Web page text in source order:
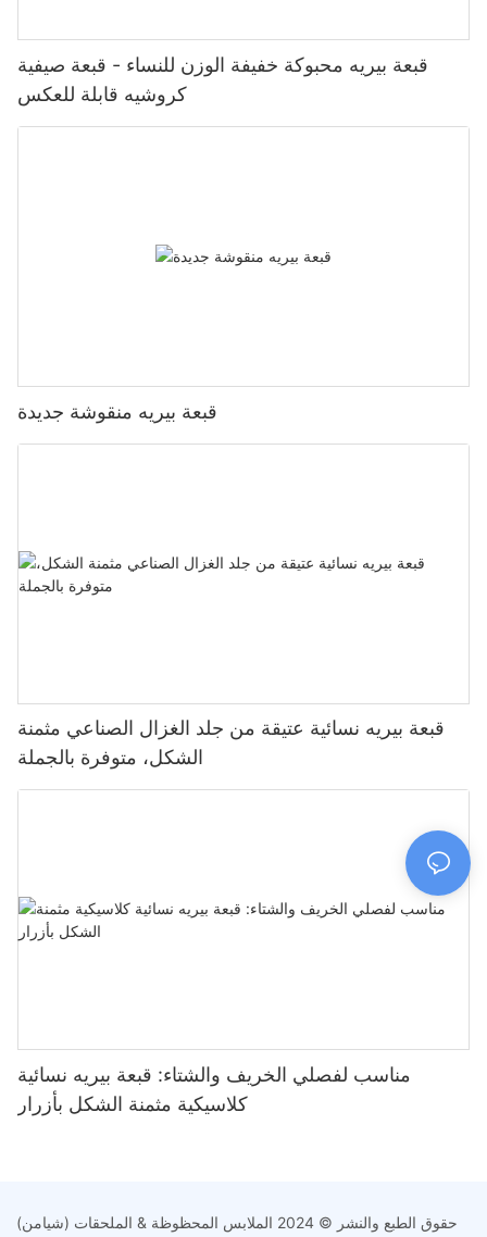
قبعة بيريه محبوكة خفيفة الوزن للنساء - قبعة صيفية
كروشيه قابلة للعكس
قبعة بيريه منقوشة جديدة
قبعة بيريه نسائية عتيقة من جلد الغزال الصناعي مثمنة
الشكل، متوفرة بالجملة
مناسب لفصلي الخريف والشتاء: قبعة بيريه نسائية
كلاسيكية مثمنة الشكل بأزرار
حقوق الطبع والنشر © 2024 الملابس المحظوظة & الملحقات (شيامن)